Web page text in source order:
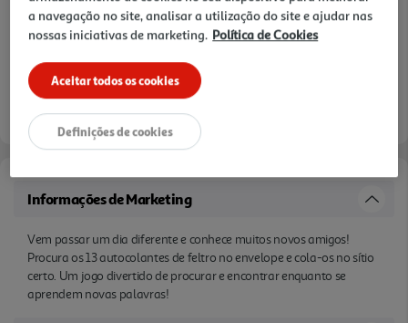
Informações de Marketing
Vem passar um dia diferente e conhece muitos novos amigos!
Procura os 13 autocolantes de feltro no envelope e cola-os no sítio
certo. Um jogo divertido de procurar e encontrar enquanto se
aprendem novas palavras!
a navegação no site, analisar a utilização do site e ajudar nas
nossas iniciativas de marketing. Política de Cookies
Aceitar todos os cookies
Definições de cookies